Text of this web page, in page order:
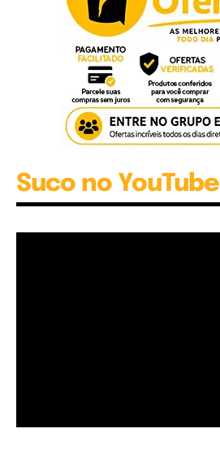
Suco no YouTube